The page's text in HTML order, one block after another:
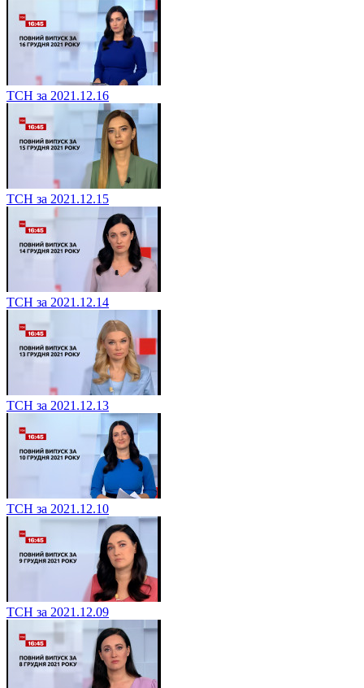
ТСН за 2021.12.16
ТСН за 2021.12.15
ТСН за 2021.12.14
ТСН за 2021.12.13
ТСН за 2021.12.10
ТСН за 2021.12.09